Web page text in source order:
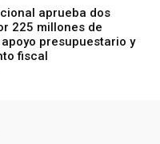
aprueba dos
225 millones de
presupuestario y
fiscal